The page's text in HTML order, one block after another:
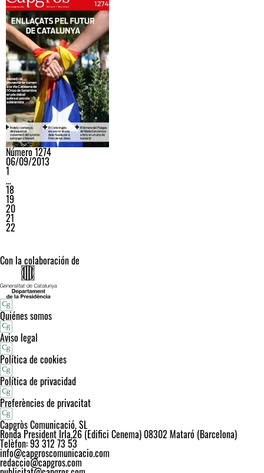
Número 1274
06/09/2013
1
…
18
19
20
21
22
Con la colaboración de
Quiénes somos
Aviso legal
Política de cookies
Política de privacidad
Preferències de privacitat
Capgròs Comunicació, SL
Ronda President Irla,26 (Edifici Cenema) 08302 Mataró (Barcelona)
Telèfon: 93 312 73 53
info@capgroscomunicacio.com
redaccio@capgros.com